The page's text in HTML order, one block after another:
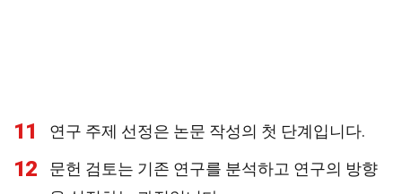
11 연구 주제 선정은 논문 작성의 첫 단계입니다.
12
문헌 검토는 기존 연구를 분석하고 연구의 방향